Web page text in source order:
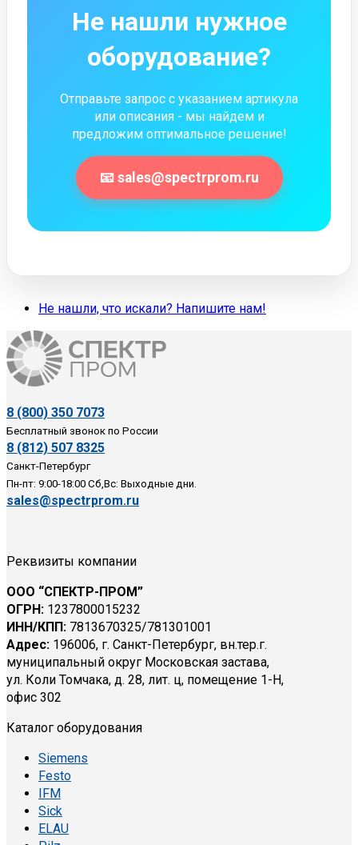
Не нашли нужное
оборудование?
Отправьте запрос с указанием артикула
или описания - мы найдем и
предложим оптимальное решение!
📧 sales@spectrprom.ru
Не нашли, что искали? Напишите нам!
8 (800) 350 7073
Бесплатный звонок по России
8 (812) 507 8325
Санкт-Петербург
Пн-пт: 9:00-18:00 Сб,Вс: Выходные дни.
sales@spectrprom.ru
Реквизиты компании
ООО “СПЕКТР-ПРОМ”
ОГРН: 1237800015232
ИНН/КПП: 7813670325/781301001
Адрес: 196006, г. Санкт-Петербург, вн.тер.г.
муниципальный округ Московская застава,
ул. Коли Томчака, д. 28, лит. ц, помещение 1-Н,
офис 302
Каталог оборудования
Siemens
Festo
IFM
Sick
ELAU